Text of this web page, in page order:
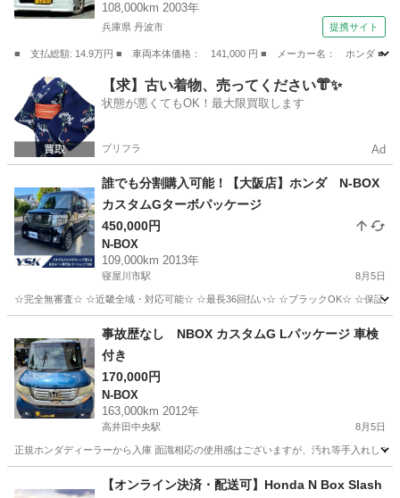
108,000km 2003年
兵庫県 丹波市 提携サイト
■ 支払総額: 14.9万円 ■ 車両本体価格： 141,000 円 ■ メーカー名： ホンダ
兵庫 丹波市 ザッツ
【求】古い着物、売ってください👘✨
状態が悪くてもOK！最大限買取します
プリフラ Ad
誰でも分割購入可能！【大阪店】ホンダ N-BOX
カスタムGターボパッケージ
450,000円
N-BOX
109,000km 2013年
寝屋川市駅 8月5日
☆完全無審査☆ ☆近畿全域・対応可能☆ ☆最長36回払い☆ ☆ブラックOK☆ ☆保証人
寝屋川市駅 N-BOX 車両
事故歴なし NBOX カスタムG Lパッケージ 車検
付き
170,000円
N-BOX
163,000km 2012年
高井田中央駅 8月5日
正規ホンダディーラーから入庫 面識相応の使用感はございますが、汚れ等手入れし
高井田中央駅 N-BOX
【オンライン決済・配送可】Honda N Box Slash